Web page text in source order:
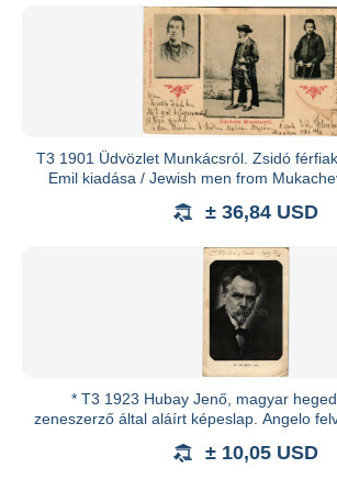
T3 1901 Üdvözlet Munkácsról. Zsidó
Emil kiadása / Jewish men from
± 36,84 USD
* T3 1923 Hubay Jenő, magyar
zeneszerző által aláírt képeslap. Angelo
± 10,05 USD